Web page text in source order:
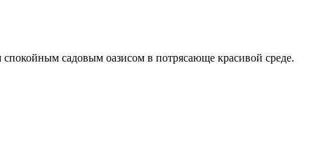
садовым оазисом в потрясающе красивой среде.